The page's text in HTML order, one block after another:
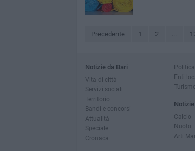
Precedente 1 2 ...
Notizie da Bari
Vita di città
Servizi sociali
Territorio
Bandi e concorsi
Attualità
Speciale
Cronaca
Politica
Enti
Calcio
Nuoto
Arti